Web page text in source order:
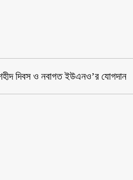
দিবস ও নবাগত ইউএনও’র যোগদান